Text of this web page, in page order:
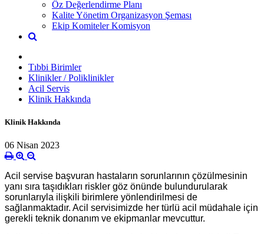
Öz Değerlendirme Planı
Kalite Yönetim Organizasyon Şeması
Ekip Komiteler Komisyon
Tıbbi Birimler
Klinikler / Poliklinikler
Acil Servis
Klinik Hakkında
Klinik Hakkında
06 Nisan 2023
Acil servise başvuran hastaların sorunlarının çözülmesinin
yanı sıra taşıdıkları riskler göz önünde bulundurularak
sorunlarıyla ilişkili birimlere yönlendirilmesi de
sağlanmaktadır. Acil servisimizde her türlü acil müdahale için
gerekli teknik donanım ve ekipmanlar mevcuttur.